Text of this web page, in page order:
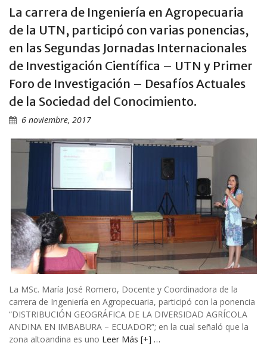
La carrera de Ingeniería en Agropecuaria
de la UTN, participó con varias ponencias,
en las Segundas Jornadas Internacionales
de Investigación Científica – UTN y Primer
Foro de Investigación – Desafíos Actuales
de la Sociedad del Conocimiento.
6 noviembre, 2017
La MSc. María José Romero, Docente y Coordinadora de la
carrera de Ingeniería en Agropecuaria, participó con la ponencia
“DISTRIBUCIÓN GEOGRÁFICA DE LA DIVERSIDAD AGRÍCOLA
ANDINA EN IMBABURA – ECUADOR”; en la cual señaló que la
zona altoandina es uno Leer Más [+] …